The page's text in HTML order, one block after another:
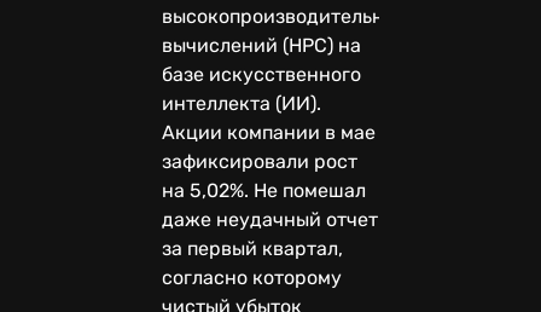
высокопроизводительных
вычислений (HPC) на
базе искусственного
интеллекта (ИИ).
Акции компании в мае
зафиксировали рост
на 5,02%. Не помешал
даже неудачный отчет
за первый квартал,
согласно которому
чистый убыток